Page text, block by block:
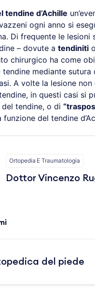
tendine d’Achille
ogni anno si
Di frequente le lesioni
– dovute a tendiniti o
chirurgico ha come
tendine mediante
A volte la lesione
in questi casi si
tendine, o di
funzione del tendine
Ortopedia E Traumatologia
Dottor Vincenzo
del piede